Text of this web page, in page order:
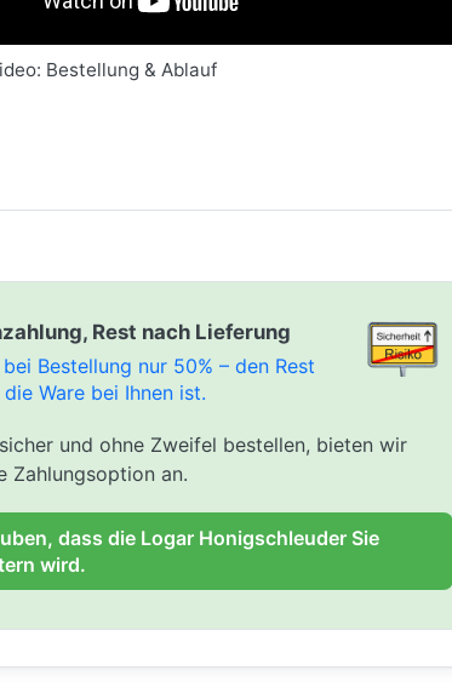
Bestellung & Ablauf
Rest nach Lieferung
Bestellung nur 50% – den Rest
Ware bei Ihnen ist.
und ohne Zweifel bestellen, bieten wir
Zahlungsoption an.
dass die Logar Honigschleuder Sie
wird.